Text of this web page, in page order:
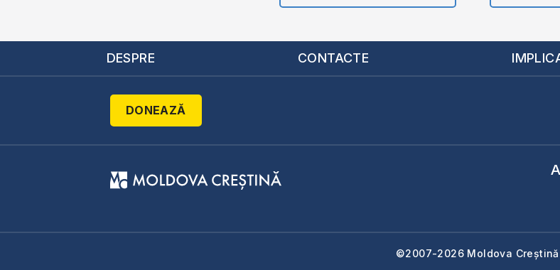
DESPRE CONTACTE
DONEAZĂ
©2007-2026 Moldova Creștină